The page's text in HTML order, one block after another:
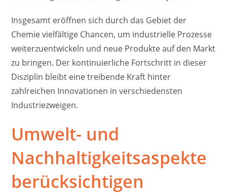
Insgesamt eröffnen sich durch das Gebiet der
Chemie vielfältige Chancen, um industrielle Prozesse
weiterzuentwickeln und neue Produkte auf den Markt
zu bringen. Der kontinuierliche Fortschritt in dieser
Disziplin bleibt eine treibende Kraft hinter
zahlreichen Innovationen in verschiedensten
Industriezweigen.
Umwelt- und
Nachhaltigkeitsaspekte
berücksichtigen